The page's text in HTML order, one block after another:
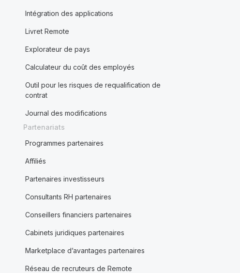
Intégration des applications
Livret Remote
Explorateur de pays
Calculateur du coût des employés
Outil pour les risques de requalification de
contrat
Journal des modifications
Partenariats
Programmes partenaires
Affiliés
Partenaires investisseurs
Consultants RH partenaires
Conseillers financiers partenaires
Cabinets juridiques partenaires
Marketplace d’avantages partenaires
Réseau de recruteurs de Remote